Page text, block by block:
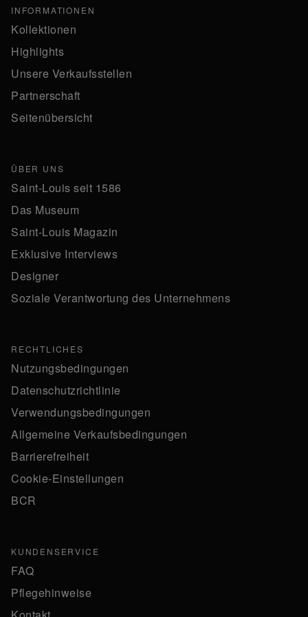
INFORMATIONEN
Kollektionen
Highlights
Unsere Verkaufsstellen
Partnerschaft
Seitenübersicht
ÜBER UNS
Saint-Louis seit 1586
Das Museum
Saint-Louis Magazin
Exklusive Interviews
Designer
Soziale Verantwortung des Unternehmens
RECHTLICHES
Nutzungsbedingungen
Datenschutzrichtlinie
Verwendungsbedingungen
Allgemeine Verkaufsbedingungen
Barrierefreiheit
Cookie-Einstellungen
BCR
KUNDENSERVICE
FAQ
Pflegehinweise